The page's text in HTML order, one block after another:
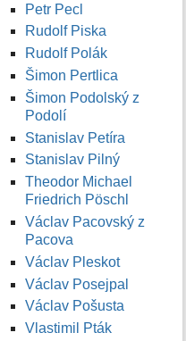
Petr Pecl
Rudolf Piska
Rudolf Polák
Šimon Pertlica
Šimon Podolský z
Podolí
Stanislav Petíra
Stanislav Pilný
Theodor Michael
Friedrich Pöschl
Václav Pacovský z
Pacova
Václav Pleskot
Václav Posejpal
Václav Pošusta
Vlastimil Pták